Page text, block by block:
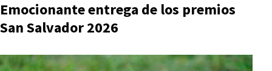
Emocionante entrega de los premios
San Salvador 2026